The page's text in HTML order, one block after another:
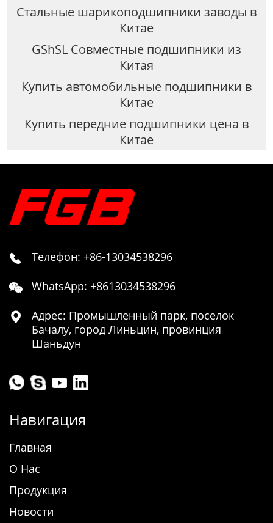
Стальные шарикоподшипники заводы в
Китае
GShSL Совместные подшипники из
Китая
Купить автомобильные подшипники в
Китае
Купить передние подшипники цена в
Китае
 Телефон: +86-13034538296
 WhatsApp: +8613034538296

Адрес: Промышленный парк, поселок
Бачалу, город Линьцин, провинция
Шаньдун
Навигация
Главная
О Нас
Продукция
Новости